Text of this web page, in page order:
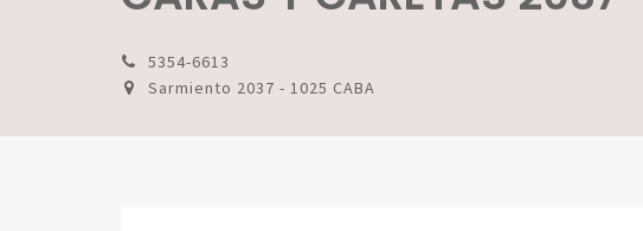
5354-6613
Sarmiento 2037 - 1025 CABA